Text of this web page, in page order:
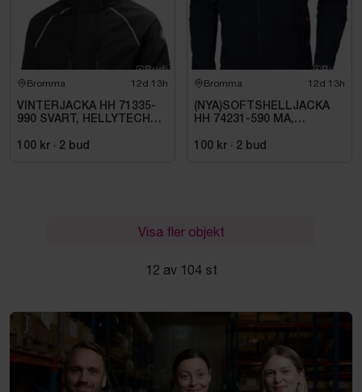
Bromma 12d 13h
VINTERJACKA HH 71335-
990 SVART, HELLYTECH
100 kr · 2 bud
Bromma 12d 13h
(NYA)SOFTSHELLJACKA
HH 74231-590 MA,
100 kr · 2 bud
Visa fler objekt
12 av 104 st